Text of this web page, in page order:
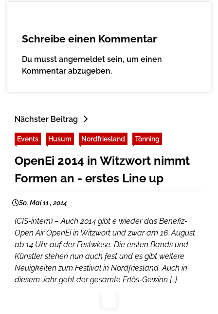
Schreibe einen Kommentar
Du musst angemeldet sein, um einen
Kommentar abzugeben.
Nächster Beitrag
Events Husum Nordfriesland Tönning
OpenEi 2014 in Witzwort nimmt
Formen an - erstes Line up
So. Mai 11 , 2014
(CIS-intern) – Auch 2014 gibt e wieder das Benefiz-
Open Air OpenEi in Witzwort und zwar am 16. August
ab 14 Uhr auf der Festwiese. Die ersten Bands und
Künstler stehen nun auch fest und es gibt weitere
Neuigkeiten zum Festival in Nordfriesland. Auch in
diesem Jahr geht der gesamte Erlös-Gewinn […]